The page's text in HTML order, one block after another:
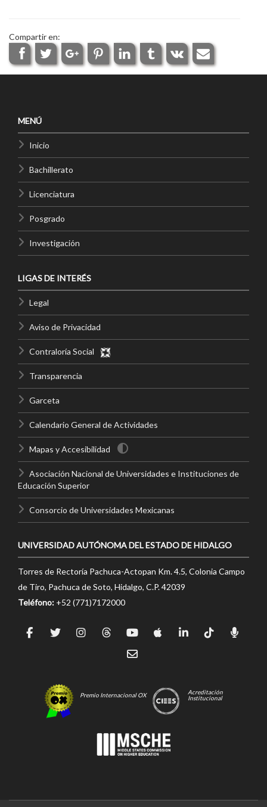
Compartir en:
MENÚ
Inicio
Bachillerato
Licenciatura
Posgrado
Investigación
LIGAS DE INTERÉS
Legal
Aviso de Privacidad
Contraloría Social
Transparencia
Garceta
Calendario General de Actividades
Mapas y Accesibilidad
Asociación Nacional de Universidades e Instituciones de
Educación Superior
Consorcio de Universidades Mexicanas
UNIVERSIDAD AUTÓNOMA DEL ESTADO DE HIDALGO
Torres de Rectoría Pachuca-Actopan Km. 4.5, Colonia Campo
de Tiro, Pachuca de Soto, Hidalgo, C.P. 42039
Teléfono: +52 (771)7172000
Premio Internacional OX
Acreditación
Institucional